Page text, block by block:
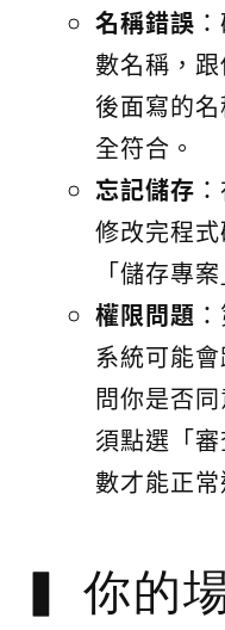
名稱錯誤
數名稱，
後面寫的
全符合。
忘記儲存
修改完程
「儲存專
權限問題
系統可能
問你是否
須點選「
數才能正常
你的